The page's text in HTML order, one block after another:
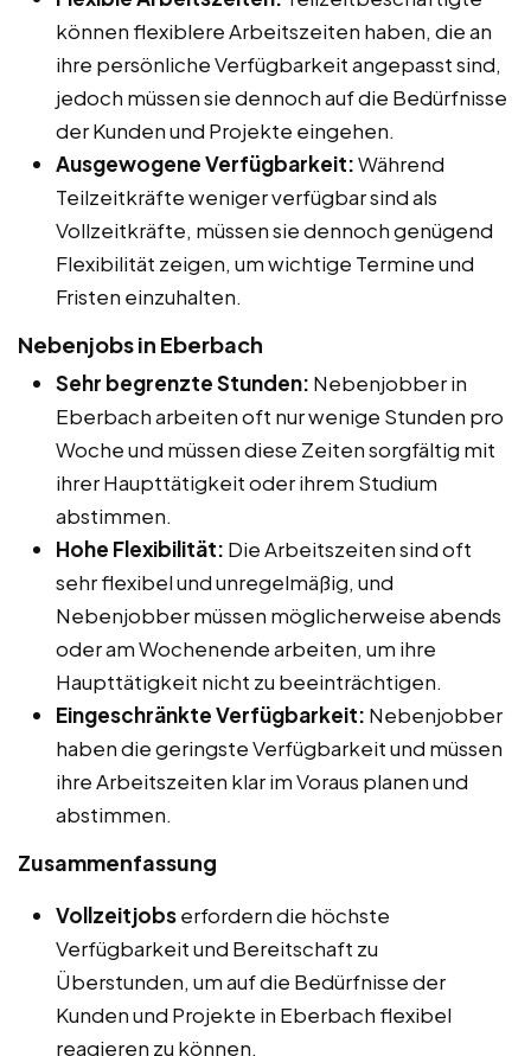
können flexiblere Arbeitszeiten haben, die an
ihre persönliche Verfügbarkeit angepasst sind,
jedoch müssen sie dennoch auf die Bedürfnisse
der Kunden und Projekte eingehen.
Ausgewogene Verfügbarkeit:Während
Teilzeitkräfte weniger verfügbar sind als
Vollzeitkräfte, müssen sie dennoch genügend
Flexibilität zeigen, um wichtige Termine und
Fristen einzuhalten.
Nebenjobs in Eberbach
Sehr begrenzte Stunden: Nebenjobber in
Eberbach arbeiten oft nur wenige Stunden pro
Woche und müssen diese Zeiten sorgfältig mit
ihrer Haupttätigkeit oder ihrem Studium
abstimmen.
Hohe Flexibilität: Die Arbeitszeiten sind oft
sehr flexibel und unregelmäßig, und
Nebenjobber müssen möglicherweise abends
oder am Wochenende arbeiten, um ihre
Haupttätigkeit nicht zu beeinträchtigen.
Eingeschränkte Verfügbarkeit: Nebenjobber
haben die geringste Verfügbarkeit und müssen
ihre Arbeitszeiten klar im Voraus planen und
abstimmen.
Zusammenfassung
Vollzeitjobserfordern die höchste
Verfügbarkeit und Bereitschaft zu
Überstunden, um auf die Bedürfnisse der
Kunden und Projekte in Eberbach flexibel
reagieren zu können.